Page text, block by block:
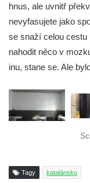
hnus, ale uvnitř
nevyfasujete jako
se snaží celou cestu
nahodit něco v
inu, stane se. Ale
Tagy katalánsko